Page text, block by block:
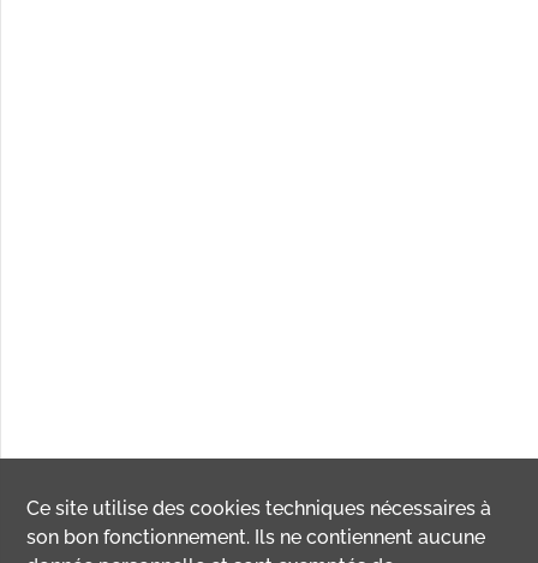
Ce site utilise descookies techniques nécessaires à
son bon fonctionnement. Ils ne contiennent aucune